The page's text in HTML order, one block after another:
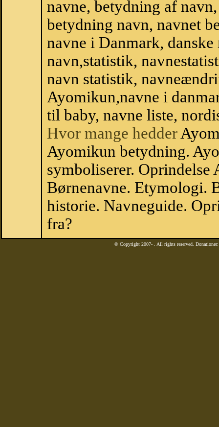
navne, betydning af
betydning navn, navnet
navne i Danmark,
navn,statistik,
navn statistik,
Ayomikun,navne i
til baby, navne liste,
Hvor mange hedder
Ayomikun betydning.
symboliserer. Oprindelse
Børnenavne. Etymologi.
historie. Navneguide.
fra?
© Copyright 2007- . All rights reserved.